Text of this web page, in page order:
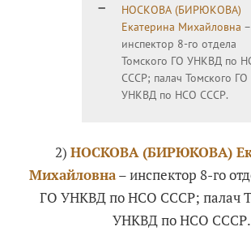
НОСКОВА (БИРЮКОВА)
Екатерина Михайловна –
инспектор 8-го отдела
Томского ГО УНКВД по
СССР; палач Томского ГО
УНКВД по НСО СССР.
2) НОСКОВА (БИРЮКОВА)
Михайловна– инспектор 8-го
ГО УНКВД по НСО СССР; палач
УНКВД по НСО СССР.